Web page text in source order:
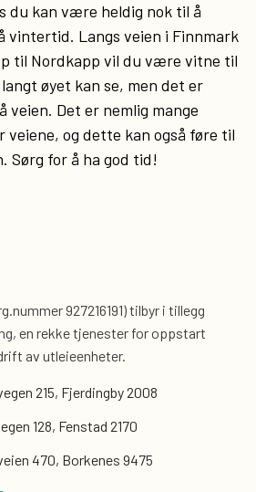
du kan være heldig nok til å
vintertid. Langs veien i Finnmark
til Nordkapp vil du være vitne til
øyet kan se, men det er
veien. Det er nemlig mange
veiene, og dette kan også føre til
Sørg for å ha god tid!
927216191) tilbyr i tillegg
en rekke tjenester foroppstart
av utleieenheter.
215, Fjerdingby 2008
128, Fenstad 2170
470, Borkenes 9475